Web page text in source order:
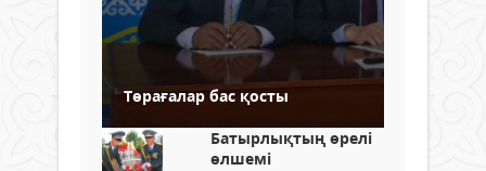
Төрағалар бас қосты
Батырлықтың өрелі
өлшемі